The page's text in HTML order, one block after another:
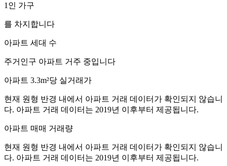
1인 가구
를 차지합니다
아파트 세대 수
주거인구 아파트 거주 중입니다
아파트 3.3m²당 실거래가
현재 원형 반경 내에서 아파트 거래 데이터가 확인되지 않습니
다. 아파트 거래 데이터는 2019년 이후부터 제공됩니다.
아파트 매매 거래량
현재 원형 반경 내에서 아파트 거래 데이터가 확인되지 않습니
다. 아파트 거래 데이터는 2019년 이후부터 제공됩니다.